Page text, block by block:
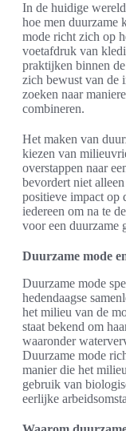
In de huidige
hoe men duurzame
mode richt zich op
voetafdruk van
praktijken binnen
zich bewust van de
zoeken naar
combineren.
Het maken van
kiezen van
overstappen naar
bevordert niet
positieve impact op
iedereen om na te
voor een duurzame
Duurzame mode
Duurzame mode
hedendaagse
het milieu van de
staat bekend om
waaronder
Duurzame mode
manier die het
gebruik van
eerlijke